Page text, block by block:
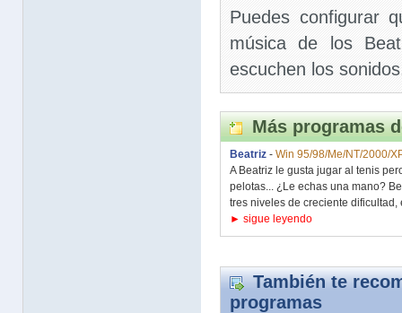
Puedes configurar
música de los
escuchen los
Más programas
Beatriz - Win 95/98/Me/NT/2000/
A Beatriz le gusta jugar al tenis
pelotas... ¿Le echas una mano?
tres niveles de creciente dificultad,
► sigue leyendo
También te
programas